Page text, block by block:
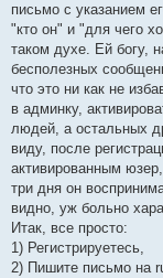
письмо с указанием
"кто он" и "для чего
таком духе. Ей богу,
бесполезных
что это ни как не
в админку,
людей, а остальных
виду, после
активированным
три дня он
видно, уж больно
Итак, все просто:
1) Регистрируетесь,
2) Пишите письмо на